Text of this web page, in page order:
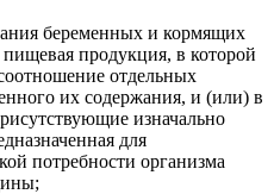
беременных и кормящих
продукция, в которой
отдельных
их содержания, и (или) в
изначально
для
потребности организма